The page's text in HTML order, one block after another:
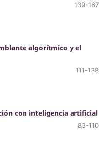
139-167
algorítmico y el
111-138
con inteligencia artificial
83-110